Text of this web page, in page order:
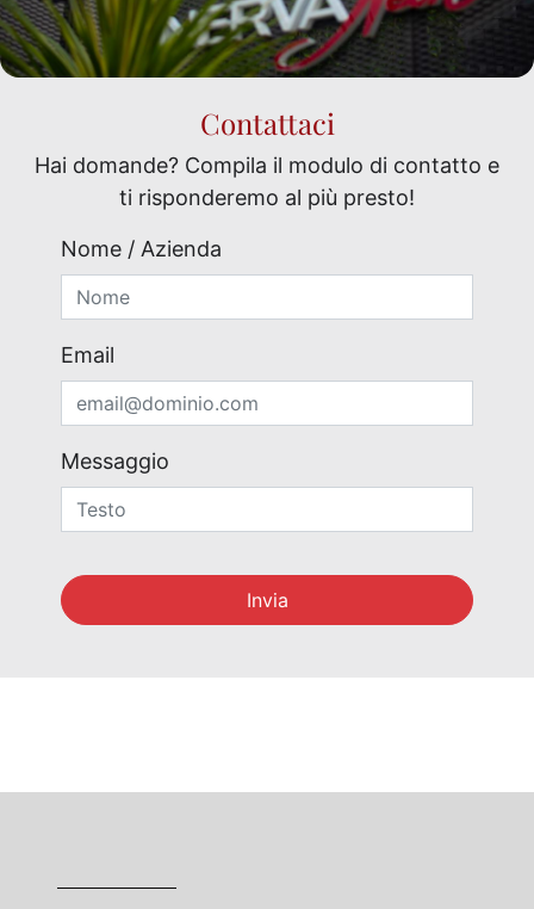
Contattaci
Hai domande? Compila il modulo di contatto e
ti risponderemo al più presto!
Nome / Azienda
Email
Messaggio
Invia